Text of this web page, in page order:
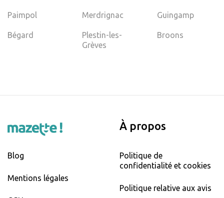
Paimpol Merdrignac Guingamp
Bégard
Plestin-les-
Grèves
Broons
Blog
Mentions légales
À propos
Politique de
confidentialité et cookies
Politique relative aux avis